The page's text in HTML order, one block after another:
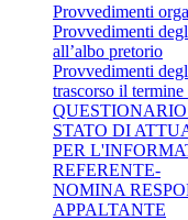
Provvedimenti
Provvedimenti
all’albo pretorio
Provvedimenti
trascorso il
STATO DI
PER
REFERENTE-
NOMINA
APPALTANTE